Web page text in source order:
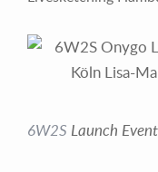
6W2S Launch